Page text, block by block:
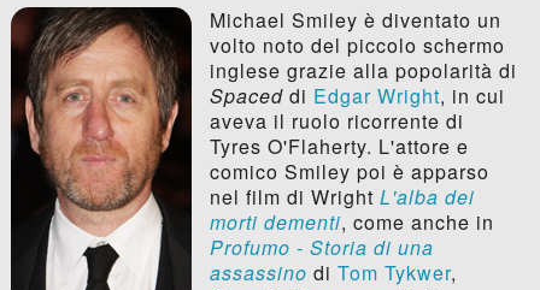
Michael Smiley è diventato un
volto noto del piccolo schermo
inglese grazie alla popolarità di
Spaceddi Edgar Wright, in cui
aveva il ruolo ricorrente di
Tyres O'Flaherty. L'attore e
comico Smiley poi è apparso
nel film di Wright L'alba dei
morti dementi, come anche in
Profumo - Storia di una
assassino di Tom Tykwer,